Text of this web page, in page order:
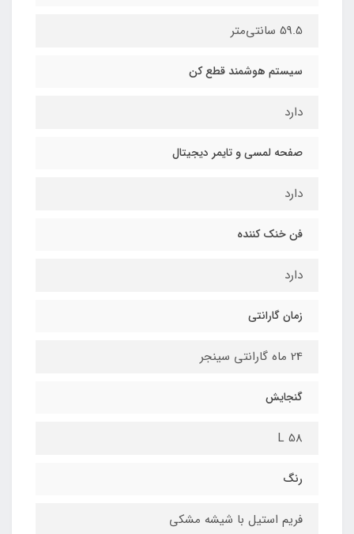
59.5 سانتی‌متر
سیستم هوشمند قطع کن
دارد
صفحه لمسی و تایمر دیجیتال
دارد
فن خنک کننده
دارد
زمان گارانتی
24 ماه گارانتی سینجر
گنجایش
58 L
رنگ
فریم استیل با شیشه مشکی